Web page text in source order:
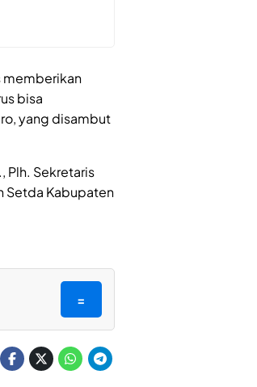
memberikan
bisa
yang disambut
Plh. Sekretaris
Setda Kabupaten
=